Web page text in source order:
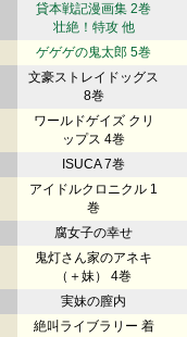
貸本戦記漫画集 2巻
壮絶！特攻 他
ゲゲゲの鬼太郎 5巻
文豪ストレイドッグス
8巻
ワールドゲイズ クリ
ップス 4巻
ISUCA 7巻
アイドルクロニクル 1
巻
腐女子の幸せ
鬼灯さん家のアネキ
（＋妹） 4巻
実妹の膣内
絶叫ライブラリー 着